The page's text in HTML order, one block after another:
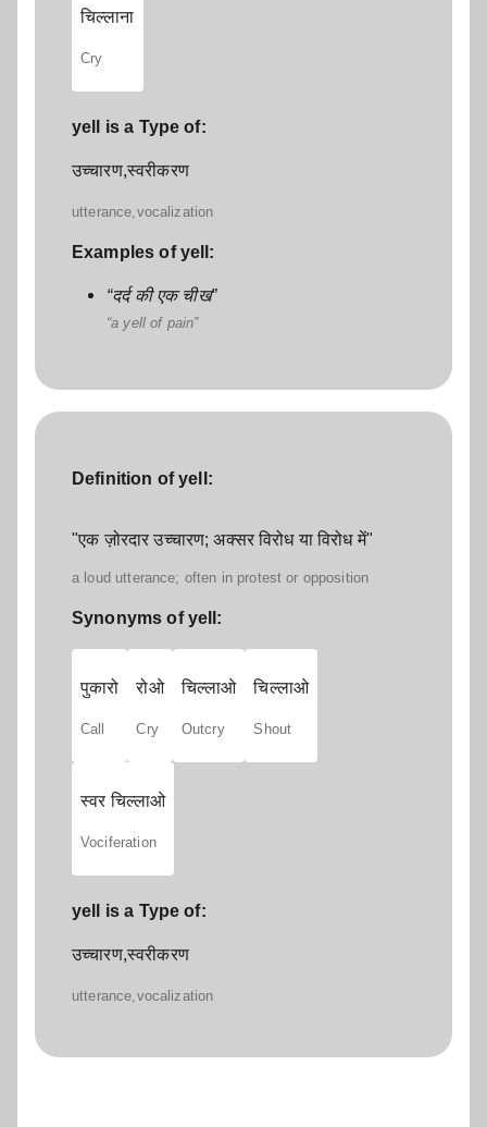
चिल्लाना
Cry
yell is a Type of:
उच्चारण,स्वरीकरण
utterance,vocalization
Examples of yell:
दर्द की एक चीख
a yell of pain
Definition of yell:
"एक ज़ोरदार उच्चारण; अक्सर विरोध या विरोध में"
a loud utterance; often in protest or opposition
Synonyms of yell:
पुकारो
Call
रोओ
Cry
चिल्लाओ
Outcry
चिल्लाओ
Shout
स्वर चिल्लाओ
Vociferation
yell is a Type of:
उच्चारण,स्वरीकरण
utterance,vocalization